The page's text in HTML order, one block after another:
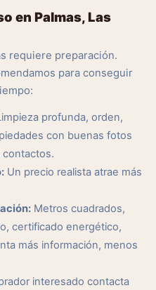
en Palmas, Las
requiere preparación.
para conseguir
profunda, orden,
con buenas fotos
contactos.
Un precio realista atrae más
Metros cuadrados,
certificado energético,
más información, menos
interesado contacta